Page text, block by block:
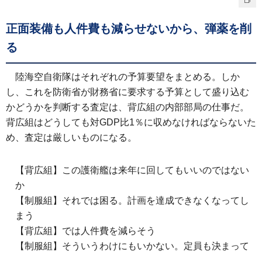
正面装備も人件費も減らせないから、弾薬を削
る
陸海空自衛隊はそれぞれの予算要望をまとめる。しか
し、これを防衛省が財務省に要求する予算として盛り込む
かどうかを判断する査定は、背広組の内部部局の仕事だ。
背広組はどうしても対GDP比1％に収めなければならないた
め、査定は厳しいものになる。
【背広組】この護衛艦は来年に回してもいいのではない
か
【制服組】それでは困る。計画を達成できなくなってし
まう
【背広組】では人件費を減らそう
【制服組】そういうわけにもいかない。定員も決まって